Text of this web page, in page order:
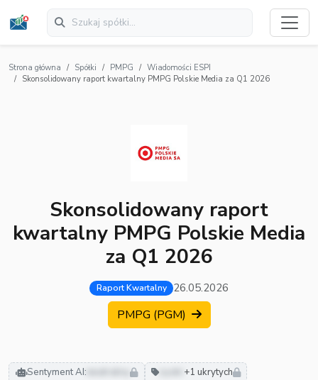
Strona główna Spółki PMPG
Wiadomości ESPI
Skonsolidowany raport kwartalny PMPG Polskie Media za Q1 2026
Skonsolidowany raport
kwartalny PMPG Polskie Media
za Q1 2026
Raport Kwartalny 26.05.2026
PMPG (PGM)
Sentyment AI: neutralny +1 ukrytych